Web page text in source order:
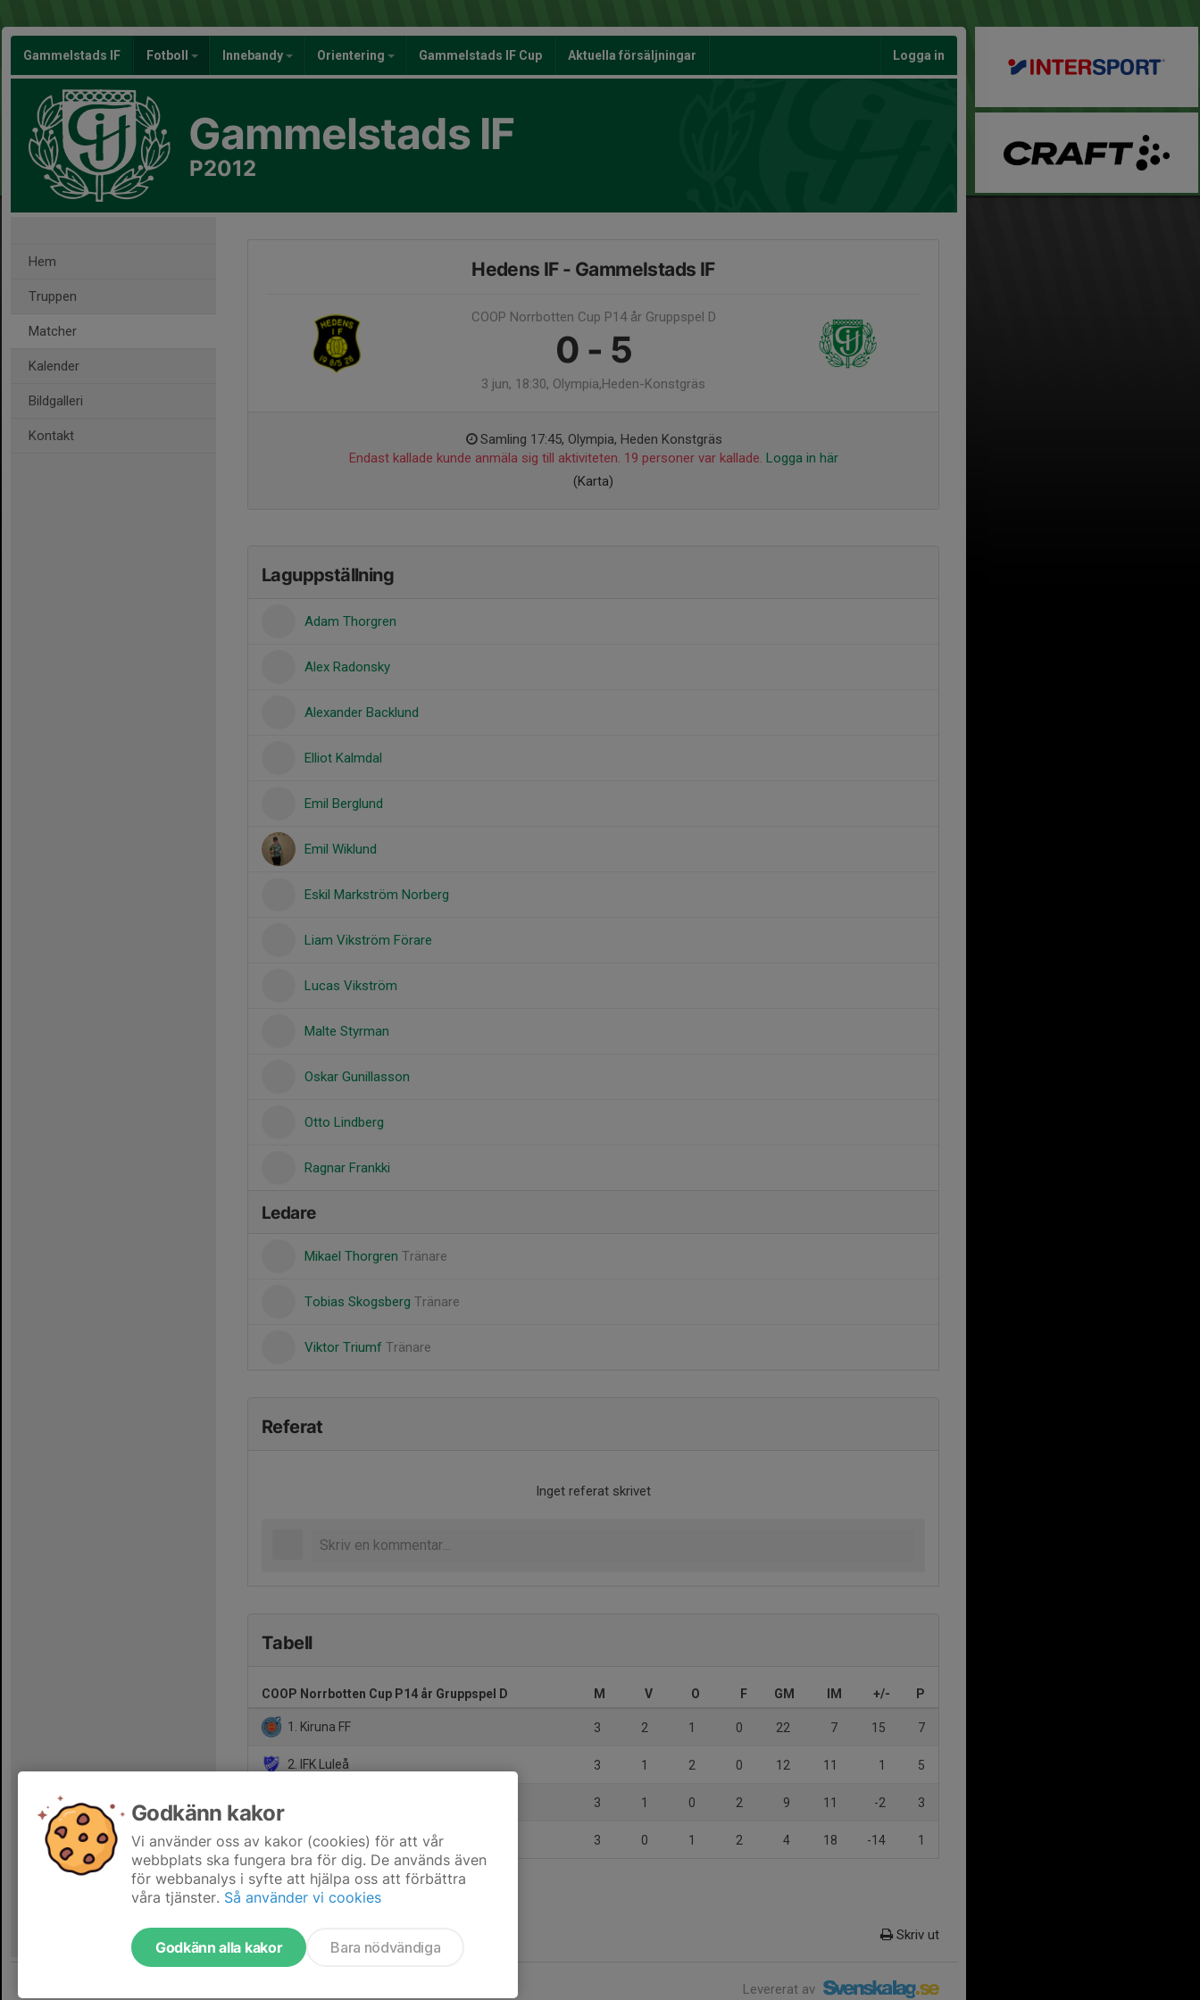
Gammelstads IF Fotboll Innebandy Orientering Gammelstads IF Cup Aktuella försäljningar Logga in
Gammelstads IF
P2012
Hem
Truppen
Matcher
Kalender
Bildgalleri
Kontakt
Hedens IF - Gammelstads IF
COOP Norrbotten Cup P14 år Gruppspel D
0 - 5
3 jun, 18:30, Olympia,Heden-Konstgräs
Samling 17:45, Olympia, Heden Konstgräs
Endast kallade kunde anmäla sig till aktiviteten. 19 personer var kallade. Logga in här
(Karta)
Laguppställning
Adam Thorgren
Alex Radonsky
Alexander Backlund
Elliot Kalmdal
Emil Berglund
Emil Wiklund
Eskil Markström Norberg
Liam Vikström Förare
Lucas Vikström
Malte Styrman
Oskar Gunillasson
Otto Lindberg
Ragnar Frankki
Ledare
Mikael Thorgren Tränare
Tobias Skogsberg Tränare
Viktor Triumf Tränare
Referat
Inget referat skrivet
Tabell
COOP Norrbotten Cup P14 år Gruppspel D M V O F GM IM +/- P
1. Kiruna FF 3 2 1 0 22 7 15 7
2. IFK Luleå 3 1 2 0 12 11 1 5
3 1 0 2 9 11 -2 3
4. Hedens IF 3 0 1 2 4 18 -14 1
Skriv ut
Levererat av
Godkänn kakor
Vi använder oss av kakor (cookies) för att vår
webbplats ska fungera bra för dig. De används även
för webbanalys i syfte att hjälpa oss att förbättra
våra tjänster. Så använder vi cookies
Godkänn alla kakor Bara nödvändiga